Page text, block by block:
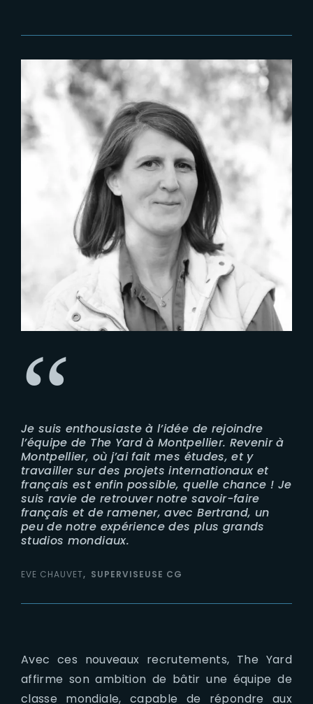
Je suis enthousiaste à l’idée de rejoindre
l’équipe de The Yard à Montpellier. Revenir à
Montpellier, où j’ai fait mes études, et y
travailler sur des projets internationaux et
français est enfin possible, quelle chance ! Je
suis ravie de retrouver notre savoir-faire
français et de ramener, avec Bertrand, un
peu de notre expérience des plus grands
studios mondiaux.
EVE CHAUVET SUPERVISEUSE CG
Avec ces nouveaux recrutements, The Yard
affirme son ambition de bâtir une équipe de
classe mondiale, capable de répondre aux